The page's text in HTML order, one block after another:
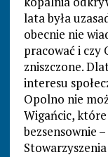
lata była
obecnie nie
pracować i czy
zniszczone.
interesu
Opolno nie
Wigańcic,
bezsensownie